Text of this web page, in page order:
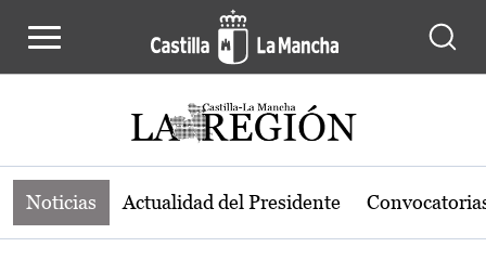
Noticias de la región de Castilla-La
Noticias Actualidad del Presidente